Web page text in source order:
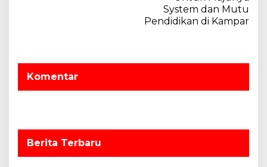
o
System dan Mutu
Pendidikan di Kampar
Komentar
Berita Terbaru